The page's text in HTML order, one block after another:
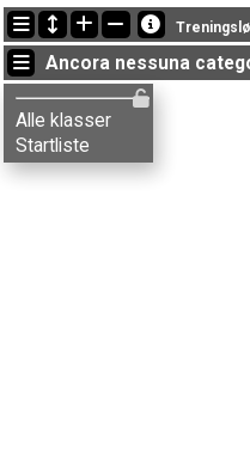
Ultimi aggiornamenti
Ancora nessuna
Alle klasser
Startliste